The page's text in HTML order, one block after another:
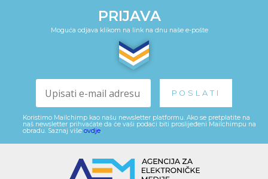
PRIJAVA
Moguća odjava klikom na link na dnu naše e-pošte
Koristimo Mailchimp kao našu newsletter platformu. Ako se pretplatite na
naš newsletter prihvaćate da će vaši podaci biti proslijeđeni Mailchimpu na
obradu. Saznaj više ovdje.